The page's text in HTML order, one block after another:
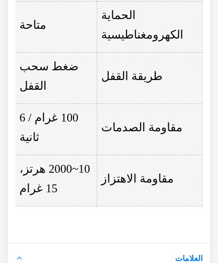
الحماية
الكهرومغناطيسية
متاحة
طريقة القفل
ضغط سحب
القفل
مقاومة الصدمات
100 غرام / 6
ثانية
مقاومة الاهتزاز
10~2000 هرتز،
العلامات